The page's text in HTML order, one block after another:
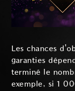
Les chances
garanties
terminé le
exemple, si 1